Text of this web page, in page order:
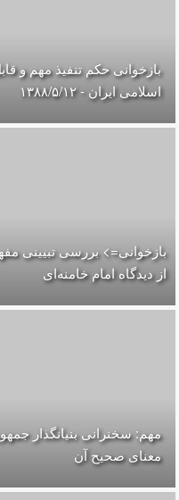
بازخوانی حکم تنفیذ مهم و
اسلامی ایران‌ - ۱۳۸۸/۵/۱۲
بازخوانی=> بررسی تبیینی
از دیدگاه امام خامنه‌ای
مهم: سخنرانی بنیانگذار
معناى صحيح آن